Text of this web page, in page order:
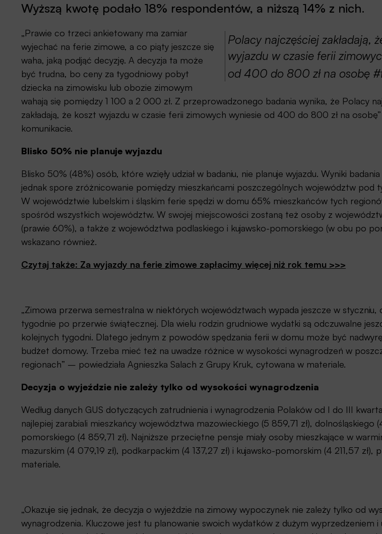
Wyższą kwotę podało 18% respondentów, a niższą 14% z nich.
Polacy najczęściej zakładają,
wyjazdu w czasie ferii
od 400 do 800 zł na osobę
„Prawie co trzeci ankietowany ma zamiar
wyjechać na ferie zimowe, a co piąty jeszcze się
waha, jaką podjąć decyzję. A decyzja ta może
być trudna, bo ceny za tygodniowy pobyt
dziecka na zimowisku lub obozie zimowym
wahają się pomiędzy 1 100 a 2 000 zł. Z przeprowadzonego badania wynika, że Polacy
zakładają, że koszt wyjazdu w czasie ferii zimowych wyniesie od 400 do 800 zł na
komunikacie.
Blisko 50% nie planuje wyjazdu
Blisko 50% (48%) osób, które wzięły udział w badaniu, nie planuje wyjazdu. Wyniki badania
jednak spore zróżnicowanie pomiędzy mieszkańcami poszczególnych województw pod
W województwie lubelskim i śląskim ferie spędzi w domu 65% mieszkańców tych
spośród wszystkich województw. W swojej miejscowości zostaną też osoby z
(prawie 60%), a także z województwa podlaskiego i kujawsko-pomorskiego (w obu po
wskazano również.
Czytaj także: Za wyjazdy na ferie zimowe zapłacimy więcej niż rok temu >>>
„Zimowa przerwa semestralna w niektórych województwach wypada jeszcze w styczniu,
tygodnie po przerwie świątecznej. Dla wielu rodzin grudniowe wydatki są odczuwalne
kolejnych tygodni. Dlatego jednym z powodów spędzania ferii w domu może być
budżet domowy. Trzeba mieć też na uwadze różnice w wysokości wynagrodzeń w
regionach” – powiedziała Agnieszka Salach z Grupy Kruk, cytowana w materiale.
Decyzja o wyjeździe nie zależy tylko od wysokości wynagrodzenia
Według danych GUS dotyczących zatrudnienia i wynagrodzenia Polaków od I do III
najlepiej zarabiali mieszkańcy województwa mazowieckiego (5 859,71 zł), dolnośląskiego
pomorskiego (4 859,71 zł). Najniższe przeciętne pensje miały osoby mieszkające w
mazurskim (4 079,19 zł), podkarpackim (4 137,27 zł) i kujawsko-pomorskim (4 211,57 zł),
materiale.
„Okazuje się jednak, że decyzja o wyjeździe na zimowy wypoczynek nie zależy tylko od
wynagrodzenia. Kluczowe jest tu planowanie swoich wydatków z dużym wyprzedzeniem i